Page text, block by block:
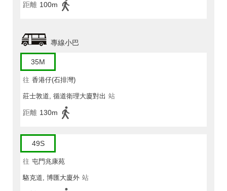
距離 100m
專線小巴
35M
往 香港仔(石排灣)
莊士敦道, 循道衛理大廈對出 站
距離 130m
49S
往 屯門兆康苑
駱克道, 博匯大廈外 站